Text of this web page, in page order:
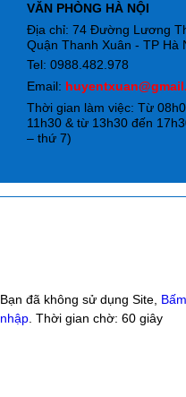
VĂN PHÒNG HÀ NỘI
Địa chỉ: 74 Đường Lương
Quận Thanh Xuân - TP Hà
Tel: 0988.482.978
Email:
Thời gian làm việc: Từ
11h30 & từ 13h30 đến
– thứ 7)
Bạn đã không sử dụng Site,
nhập . Thời gian chờ: 60 giây